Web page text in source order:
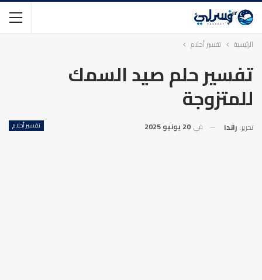
الرئيسية تفسير أحلام
تفسير حلم صيد السمك
للمتزوجة
تفسير أحلام تحرير: راندا في 20 يونيو 2025